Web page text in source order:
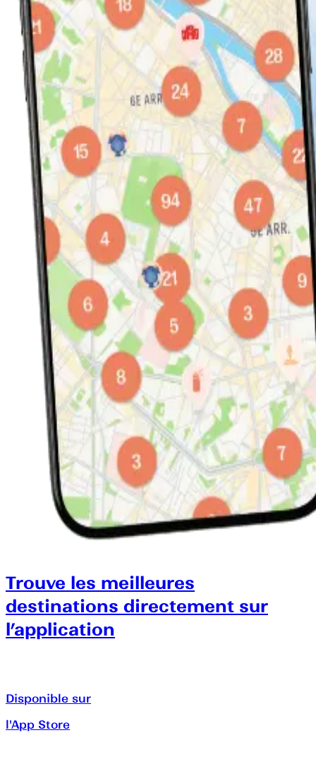
Trouve les meilleures
destinations directement sur
l’application
Disponible sur
l'App Store